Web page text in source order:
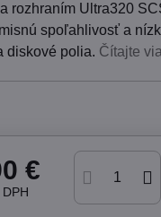
rozhraním Ultra320
spoľahlivosť a
diskové polia. Čítajte
€